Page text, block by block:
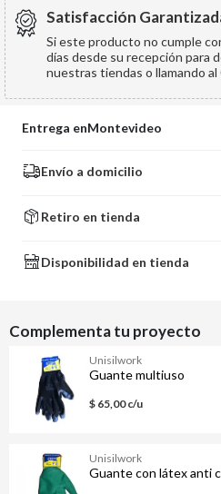
Satisfacción
Si este producto no cumple
días desde su recepción para
nuestras tiendas o llamando al
Entrega enMontevideo
Envío a domicilio
Retiro en tienda
Disponibilidad en tienda
Complementa tu proyecto
Unisilwork
Guante multiuso
$ 65,00 c/u
Unisilwork
Guante con látex anti